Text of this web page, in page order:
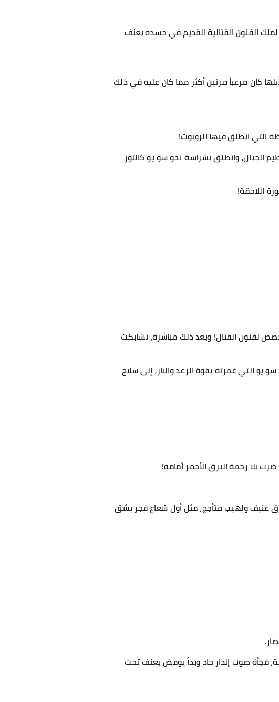
الفنون القتالية القديم في جسده بعنف
كان مرعباً مرتين أكثر مما كان عليه في ذلك
التي انطلق فيها الروبوت!
الجبال، وانطلق بشراسة نحو سو يو كالثور
لفنون القتال! وبعد ذلك مباشرة، تشابكت
التي غمرته بقوة الرعد والنار، إلى سلاح
بلا رحمة البرق الأحمر أمامه!
عنيف ولهيب متأجج، مثل أول شعاع فجر يشق
فجأة صوت إنذار حاد وبدأ يومض بعنف تحت